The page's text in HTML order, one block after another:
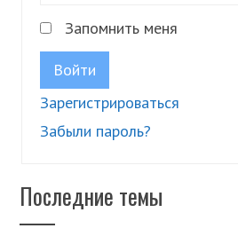
Запомнить меня
Войти
Зарегистрироваться
Забыли пароль?
Последние темы